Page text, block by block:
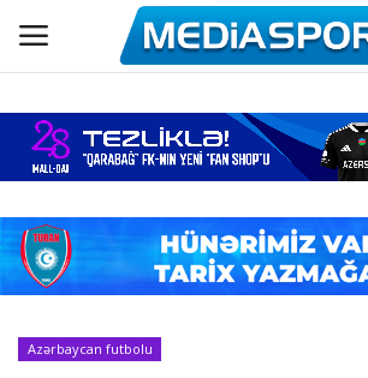
Əsas
Azərbaycan futbolu
Maraqlı
Əlaqə
Azərbaycan futbolu